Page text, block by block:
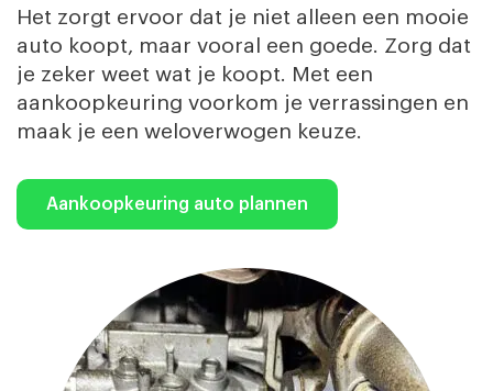
Het zorgt ervoor dat je niet alleen een mooie
auto koopt, maar vooral een goede. Zorg dat
je zeker weet wat je koopt. Met een
aankoopkeuring voorkom je verrassingen en
maak je een weloverwogen keuze.
Aankoopkeuring auto plannen